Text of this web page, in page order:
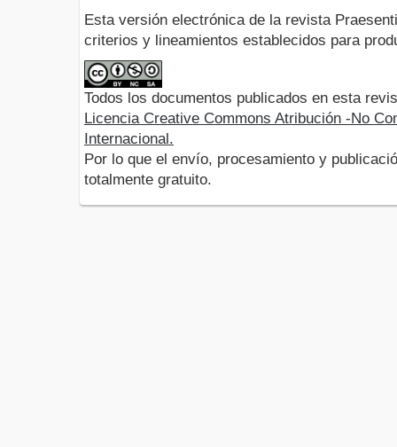
Esta versión electrónica de la revista
criterios y lineamientos establecidos para
Todos los documentos publicados en esta
Licencia Creative Commons Atribución -No
Internacional.
Por lo que el envío, procesamiento y
totalmente gratuito.